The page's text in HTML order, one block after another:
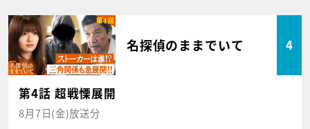
名探偵のままでいて 4
第4話 超戦慄展開
8月7日(金)放送分